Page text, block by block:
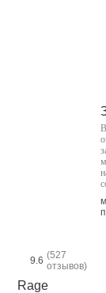
9.6 (527
отзывов)
Rage